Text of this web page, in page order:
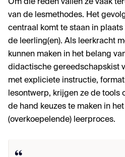
Om die reden vallen ze vaak
van de lesmethodes. Het
centraal komt te staan in
de leerling(en). Als leerkracht
kunnen maken in het belang
didactische gereedschapskist
met expliciete instructie,
lesontwerp, krijgen ze de tools
de hand keuzes te maken in
(overkoepelende) leerproces.